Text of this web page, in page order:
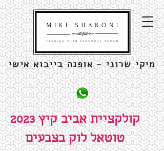
מיקי שרוני - אופנה בייבוא אישי
קולקציית אביב קיץ 2023
טוטאל לוק בצבעים